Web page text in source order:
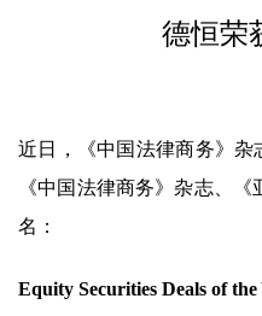
德恒荣
近日，《中国法律商务》杂
《中国法律商务》杂志、
名：
Equity Securities Deals of the